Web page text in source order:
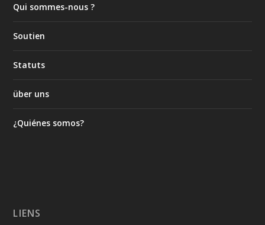
Qui sommes-nous ?
Soutien
Statuts
über uns
¿Quiénes somos?
LIENS